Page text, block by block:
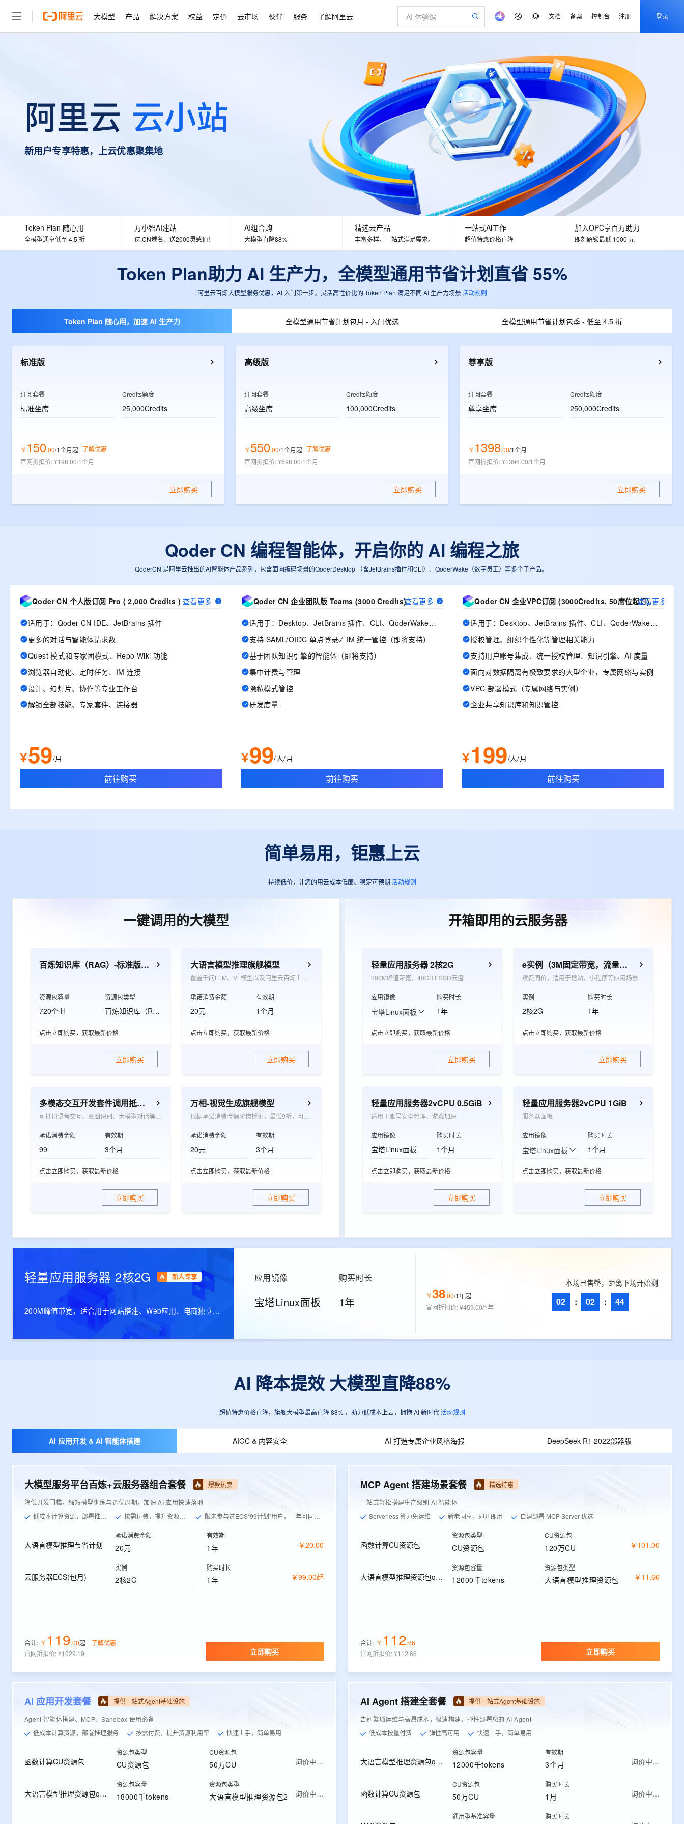
大模型 产品 解决方案 权益 定价 云市场 伙伴 服务 了解阿里云 文档 备案 控制台 注册 登录
新用户专享特惠，上云优惠聚集地
Token Plan 随心用
全模型通享低至 4.5 折
万小智AI建站
送.CN域名、送2000灵感值！
AI组合购
大模型直降88%
精选云产品
丰富多样，一站式满足需求。
一站式Al工作
超值特惠价格直降
加入OPC享百万助力
即刻解锁最低 1000 元
Token Plan助力 AI 生产力，全模型通用节省计划直省 55%
阿里云百炼大模型服务优惠，AI 入门第一步。灵活高性价比的 Token Plan 满足不同 AI 生产力场景 活动规则
Token Plan 随心用，加速 AI 生产力 全模型通用节省计划包月 - 入门优选 全模型通用节省计划包季 - 低至 4.5 折
标准版
订阅套餐
标准坐席
Credits额度
25,000Credits
￥ 150.00/1个月起 了解优惠
官网折扣价:¥198.00/1个月
立即购买
高级版
订阅套餐
高级坐席
Credits额度
100,000Credits
￥550.00/1个月起 了解优惠
官网折扣价:¥698.00/1个月
立即购买
尊享版
订阅套餐
尊享坐席
Credits额度
250,000Credits
￥ 1398.00/1个月
官网折扣价:¥1398.00/1个月
立即购买
Qoder CN 编程智能体，开启你的 AI 编程之旅
QoderCN 是阿里云推出的AI智能体产品系列，包含面向编码场景的QoderDesktop （含JetBrains插件和CLI）、QoderWake（数字员工）等多个子产品。
Qoder CN 个人版订阅 Pro ( 2,000 Credits ) 查看更多
适用于：Qoder CN IDE、JetBrains 插件
更多的对话与智能体请求数
Quest 模式和专家团模式、Repo Wiki 功能
浏览器自动化、定时任务、IM 连接
设计、幻灯片、协作等专业工作台
解锁全部技能、专家套件、连接器
¥59/月
前往购买
Qoder CN 企业团队版 Teams (3000 Credits)查看更多
适用于：Desktop、JetBrains 插件、CLI、QoderWake、Mobile
支持 SAML/OIDC 单点登录✓ IM 统一管控（即将支持）
基于团队知识引擎的智能体（即将支持）
集中计费与管理
隐私模式管控
研发度量
¥99/人/月
前往购买
Qoder CN 企业VPC订阅 (3000Credits, 50席位起订)查看更多
适用于：Desktop、JetBrains 插件、CLI、QoderWake、Mobile
授权管理、组织个性化等管理相关能力
支持用户账号集成、统一授权管理、知识引擎、AI 度量
面向对数据隔离有极致要求的大型企业，专属网络与实例
VPC 部署模式（专属网络与实例）
企业共享知识库和知识管控
¥199/人/月
前往购买
简单易用，钜惠上云
持续低价，让您的用云成本低廉、稳定可预期 活动规则
一键调用的大模型
百炼知识库（RAG）-标准版资源包
资源包容量
720个·H
资源包类型
百炼知识库（RAG）-标准版资源包
点击立即购买，获取最新价格
立即购买
大语言模型推理旗舰模型
承诺消费金额
20元
有效期
1个月
点击立即购买，获取最新价格
立即购买
多模态交互开发套件调用抵扣包
承诺消费金额
99
有效期
3个月
点击立即购买，获取最新价格
立即购买
万相-视觉生成旗舰模型
承诺消费金额
20元
有效期
3个月
点击立即购买，获取最新价格
立即购买
开箱即用的云服务器
轻量应用服务器 2核2G
200M峰值带宽，40GB ESSD云盘
应用镜像
宝塔Linux面板
购买时长
1年
点击立即购买，获取最新价格
立即购买
e实例（3M固定带宽，流量放心用）
续费同价，适用于建站，小程序等应用场景
实例
2核2G
购买时长
1年
点击立即购买，获取最新价格
立即购买
轻量应用服务器2vCPU 0.5GiB
适用于账号安全管理、游戏加速
应用镜像
宝塔Linux面板
购买时长
1个月
点击立即购买，获取最新价格
立即购买
轻量应用服务器2vCPU 1GiB
服务器面板
应用镜像
宝塔Linux面板
购买时长
1个月
点击立即购买，获取最新价格
立即购买
轻量应用服务器 2核2G 新人专享
200M峰值带宽，适合用于网站搭建、Web应用、电商独立站
应用镜像
宝塔Linux面板
购买时长
1年 ￥38.00/1年起
官网折扣价:¥459.00/1年
本场已售罄，距离下场开始剩
02 : 02 : 43
AI 降本提效 大模型直降88%
超值特惠价格直降，旗舰大模型最高直降 88% ，助力低成本上云，拥抱 AI 新时代 活动规则
AI 应用开发 & AI 智能体搭建 AIGC & 内容安全 AI 打造专属企业风格海报 DeepSeek R1 2022部器版
大模型服务平台百炼+云服务器组合套餐 爆款热卖
降低开发门槛，缩短模型训练与调优周期，加速 AI 应用快速落地
低成本计算资源，部署推理服务
按需付费，提升资源利用率 限未参与过ECS“99计划”用户，一年可同价续费1次
大语言模型推理节省计划
承诺消费金额
20元
有效期
1年 ￥20.00
云服务器ECS(包月)
实例
2核2G
购买时长
1年 ￥99.00起
合计: ￥ 119.00起
了解优惠
官网折扣价:¥1029.19 立即购买
MCP Agent 搭建场景套餐 精选特惠
一站式轻松搭建生产级别 AI 智能体
Serverless 算力免运维
新老同享，即开即用 自建部署 MCP Server 优选
函数计算CU资源包
资源包类型
CU资源包
CU资源包
120万CU ￥ 101 .00
大语言模型推理资源包qwen-plus
资源包容量
12000千tokens
资源包类型
大语言模型推理资源包 ￥ 11 .66
合计: ￥ 112.66
官网折扣价:¥112.66 立即购买
AI 应用开发套餐 提供一站式Agent基础设施
Agent 智能体搭建、MCP、Sandbox 使用必备
低成本计算资源，部署推理服务
按需付费，提升资源利用率 快速上手，简单易用
函数计算CU资源包
资源包类型
CU资源包
CU资源包
50万CU 询价中…
大语言模型推理资源包qwen-max
资源包容量
18000千tokens
资源包类型
大语言模型推理资源包2 询价中…
AI Agent 搭建全套餐 提供一站式Agent基础设施
告别繁琐运维与高昂成本，极速构建，弹性部署您的 AI Agent
低成本按量付费
弹性高可用 快速上手，简单易用
大语言模型推理资源包qwen-plus
资源包容量
12000千tokens
有效期
3个月 询价中…
函数计算CU资源包
CU资源包
50万CU
购买时长
1月 询价中…
通用型基准容量 购买时长
千问官方 MaaS 平台，为开发者和 Agent 而生，新用户赠送 1 亿 + tokens 额度
大模型服务平台百炼
为企业打造的大模型服务与应用开发平台
大模型
视觉 Coding、空间感知、多模态思考等全面升级
Kimi-K3 NEW
Kimi 最新旗舰模型，长程编程与推理利器
Deepseek-v4-pro
旗舰 MoE 大模型，百万上下文与顶尖推理能力
1M上下文，专为长程任务能力而生
图片和视频生成
HappyHorse-1.1-T2V
图生视频，流畅自然，细节丰富
语音识别与合成
Qwen3-TTS-Flash
Cosyvoice-V3-Flash
大模型服务
千问AI平台-Token Plan NEW
千问AI平台-模型体验
新一代 AI 视频生成模型，深度适配广告营销等场景
AI 应用构建
大模型服务平台百炼-应用模版
大模型服务平台百炼-智能体
大模型原生应用
Qoder HOT
企业级人与Agent协作平台，接入和调度多个数字员工
云端极速 AI 应用创作平台
伶鹊
智能客服平台，对话机器人、对话分析、智能外呼
大模型解决方案
10 分钟在聊天系统中增加一个 AI 助手
多种方案随心选，轻松解锁专属 DeepSeek
超强辅助，Bolt.diy 一步搞定创意建站
精选产品
人工智能与机器学习
计算
网络与CDN
安全
企业服务与云通信
域名与网站
Serverless
迁移与运维管理
专有云
轻量应用服务器
覆盖公网/内网、递归/权威、移动APP等全场景解析服务
大数据开发治理平台 DataWorks
云防火墙
云原生的云上边界网络安全防护产品
多元化、高性能、安全可靠的大模型服务
数字证书管理服务（原SSL证书）
实现全站HTTPS，呈现可信的WEB访问
面向真实软件的智能体编程平台
基于千问大模型等，支持代码智能生成、研发智能问答
云原生大数据计算服务 MaxCompute
云服务器 ECS
安全可靠、弹性可伸缩的云计算服务
对象存储 OSS
无影云电脑
随时随地安全接入的云上超级电脑
国内短信简单易用，安全可靠，秒级触达，全球覆盖200+国家和地区。
云原生数据库 PolarDB
100%兼容MySQL、PostgreSQL，兼容Oracle，支持集中和分布式
容器服务 Kubernetes 版 ACK
产品动态
Qwen3.8-Max 模型上线
Open Search 向量检索版支
持视频检索 Pipeline 功能
应用身份服务 (IDaaS)
OpenClaw 管理能力上线
MaxCompute MaxFrame 提
供自动弹性内存功能
Milvus 弹性伸缩功能新增节
点支持范围
AI 原生数据库服务发布
精选解决方案
AI
互联网应用开发
网络
Agency Agents：拥有专属领域专家
睿译宝，AI翻译排版一步到位 NEW
上传文档即自动完成翻译和格式还原
GLM-5.2：长任务时代开源旗舰模型
真正可用的 1M 上下文,一次完成代码全链路开发
Hermes Agent，打造自进化智能体
自主进化，持久记忆，越用越聪明
Claude Code + GStack 打造工程团队
安装技能 GStack，拥有专属 AI 工程团队
Qwen Audio：打造专属 AI 语音助手 NEW
Qwen-Audio-3.0-Realtime 端到端实时语音角色扮演
即刻拥有 DeepSeek-V4-Pro
轻松解锁专属 DeepSeek-V4-Pro
5 分钟轻松部署专属 QwenPaw HOT
从聊天伙伴进化为能主动干活的本地数字员工
低代码高效构建企业门户网站
以可视化方式快速构建移动和 PC 门户网站
一句话生成原生可编辑精美 PPT 文稿
输入一句话想法, 轻松生成专业的 PPT
一键部署幻兽帕鲁游戏服务器 HOT
一键购买专属联机服务器，轻松开启游戏
漫剧工坊：一站式动画创作平台
快速生产连贯的高质量长漫剧
10 分钟搭建微信、支付宝小程序
高效部署网站，快速应用到小程序
官方推荐返现计划
推荐新用户得奖励，单订单最高返9万
高校专属算力普惠，学生认证享300元代金券
最高领取价值200元试用点，立即开启云上创新
AI 产品 免费试用
140+云产品 免费试用
产品新客免费试用，最长12个月
大模型ACA认证体验
助力企业全员 AI 认知与能力提升
至高享 1亿+免费 tokens，加速 Al 应用落地
阿里云 OPC 创新助力计划
至高百万元 Token 补贴，加速一人公司成长
Token Plan 模型订阅计划
Qwen3.8-Max 首发尝鲜，限时加量 10 倍，夜间低至2折
千问办公，限时限量积分加倍 NEW
你的AI工作搭子，覆盖日常办公高频场景
送.CN域名，送备案服务码
Night Plan 支持 Qwen 3.8-Max NEW
AI Coding
智能编程，一键开启高性价比 AI 编程新体验
AI 电商营销
从图文生成到视频创作，一键激活电商全链路生产力
AI 广告创作
图文、视频一站生成，高效打造优质广告素材
0 代码专业建站，无忧落地极速上线
AI 短剧/漫剧
AI助力短剧漫剧创作，剧本、分镜、视频高效生成
AI 办公
智能客服
自动承接线索、识别商机，让客服更高效、服务更出色。
AI 活动
AI 生产力先锋
先锋实践拓展 AI 生产力的边界
飞天发布时刻
从基础到进阶，Agent 创客手把手教你
创新加速
上云场景组合购
覆盖90%+业务场景，专享组合折扣价
云聚AI 严选权益
AI 用量加速计划
新老同享，达量后返
云上成本管理
管理和优化成本 推动算力普惠，释放技术红利
一站式生成采购清单，支持单品或批量购买
阿里云 OPC 创新助力计划
至高可申请百万元
Token 补贴，五大权
益加速 OPC 成功
Salesforce 国际版订阅
友盟天域
观测云
畅捷通
Tableau 订阅
生态解决方案
行业生态解决方案
AI 开发和 AI 应用解决方案
OCR 文字识别
企业应用
CRM
OA 办公系统
财税管理
广告营销
Windows
宝塔 Linux
CentOS
Docker
JAVA
操作系统
WordPress
Red Hat
建站小程序
模板建站
模板小程序
定制小程序
专业服务
域名
商标
上云迁移
代维服务
安全
防火墙
AI 应用及服务市场
AI 应用
数据标注
销售伙伴合作计划
无影生态合作计划
阿里云MaaS产品伙伴计划（繁花）
弹性计算合作计划
云存储合作计划
数据库合作计划
云网络合作计划
Salesforce On Alibaba Cloud ISV 合作
计划
成为服务伙伴
服务伙伴合作计划
Al MaaS 服务伙伴赋能合作
伙伴信用分合作计划
合作伙伴培训与认证
查询合作伙伴
登录合作伙伴管理后台
售后服务
自助服务
在线服务
企业成长
大模型认证
全部认证
训练营
信息公告
健康状态
开发者社区
博文
问答
我要反馈
我要建议
我要投诉
稳定可靠
安全合规
分析师报告
云开发大赛
看见新力量
金融模力时刻
2026 阿里云峰会
阿里云中企出海大会
云栖大会
活动全景
魔搭 ModelScope
魔搭 ModelScope
高校合作
科研合作
加入我们
Careers
社会招聘